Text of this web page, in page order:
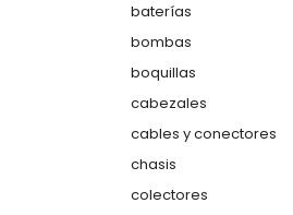
baterías
bombas
boquillas
cabezales
cables y conectores
chasis
colectores